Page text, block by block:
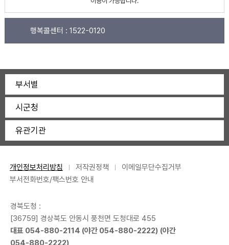
행복콜센터 : 1522-0120
부서별
시군청
유관기관
개인정보처리방침 저작권정책
이메일무단수집거부
부서전화번호/팩스번호 안내
경북도청 :
[36759] 경상북도 안동시 풍천면 도청대로 455
대표 054-880-2114 (야간 054-880-2222) (야간
054-880-2222)